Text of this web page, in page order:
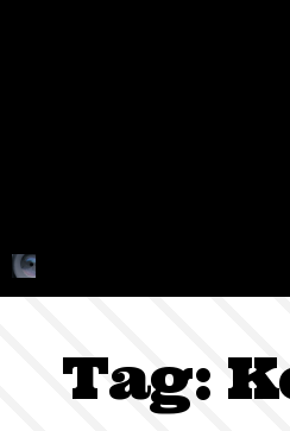
Tag: